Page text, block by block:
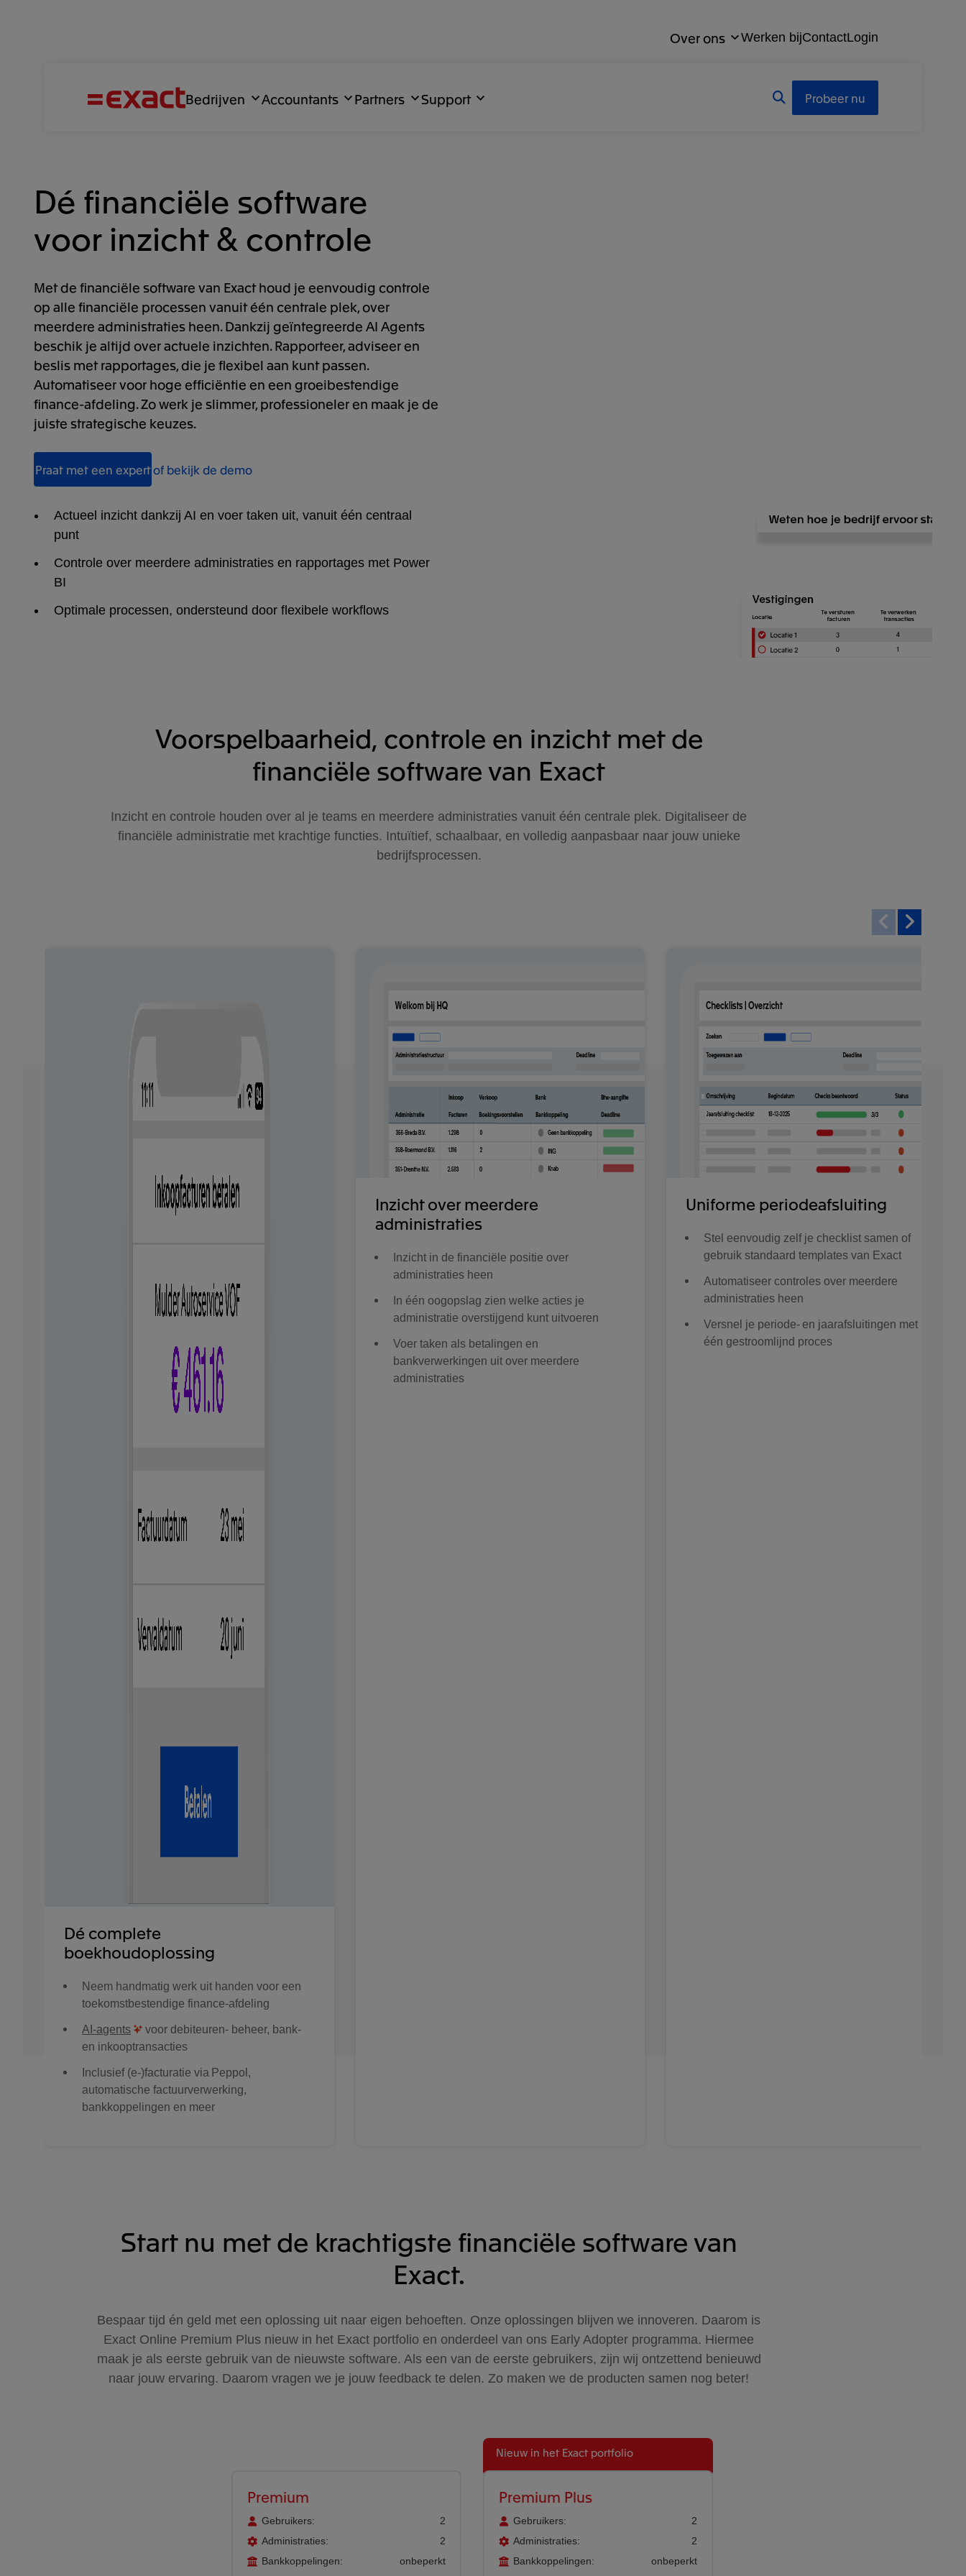
Bedrijven Accountants Partners Support Probeer nu
Over ons Werken bijContactLogin
Dé financiële software
voor inzicht & controle
Met de financiële software van Exact houd je eenvoudig controle
op alle financiële processen vanuit één centrale plek, over
meerdere administraties heen. Dankzij geïntegreerde AI Agents
beschik je altijd over actuele inzichten. Rapporteer, adviseer en
beslis met rapportages, die je flexibel aan kunt passen.
Automatiseer voor hoge efficiëntie en een groeibestendige
finance-afdeling. Zo werk je slimmer, professioneler en maak je de
juiste strategische keuzes.
Praat met een expertof bekijk de demo
Actueel inzicht dankzij AI en voer taken uit, vanuit één centraal
punt
Controle over meerdere administraties en rapportages met Power
BI
Optimale processen, ondersteund door flexibele workflows
Voorspelbaarheid, controle en inzicht met de
financiële software van Exact
Inzicht en controle houden over al je teams en meerdere administraties vanuit één centrale plek. Digitaliseer de
financiële administratie met krachtige functies. Intuïtief, schaalbaar, en volledig aanpasbaar naar jouw unieke
bedrijfsprocessen.
Dé complete
boekhoudoplossing
Neem handmatig werk uit handen voor een
toekomstbestendige finance-afdeling
AI-agents
voor debiteuren- beheer, bank-
en inkooptransacties
Inclusief (e-)facturatie via Peppol,
automatische factuurverwerking,
bankkoppelingen en meer
Inzicht over meerdere
administraties
Inzicht in de financiële positie over
administraties heen
In één oogopslag zien welke acties je
administratie overstijgend kunt uitvoeren
Voer taken als betalingen en
bankverwerkingen uit over meerdere
administraties
Uniforme periodeafsluiting
Stel eenvoudig zelf je checklist samen of
gebruik standaard templates van Exact
Automatiseer controles over meerdere
administraties heen
Versnel je periode- en jaarafsluitingen met
één gestroomlijnd proces
Start nu met de krachtigste financiële software van
Exact.
Bespaar tijd én geld met een oplossing uit naar eigen behoeften. Onze oplossingen blijven we innoveren. Daarom is
Exact Online Premium Plus nieuw in het Exact portfolio en onderdeel van ons Early Adopter programma. Hiermee
maak je als eerste gebruik van de nieuwste software. Als een van de eerste gebruikers, zijn wij ontzettend benieuwd
naar jouw ervaring. Daarom vragen we je jouw feedback te delen. Zo maken we de producten samen nog beter!
Premium
Gebruikers:
2
Administraties:
2
Bankkoppelingen:
onbeperkt
Premium Plus
Gebruikers:
2
Administraties:
2
Bankkoppelingen:
onbeperkt